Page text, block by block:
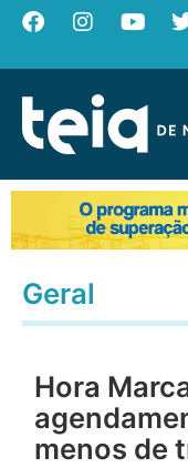
Geral
Hora
menos de